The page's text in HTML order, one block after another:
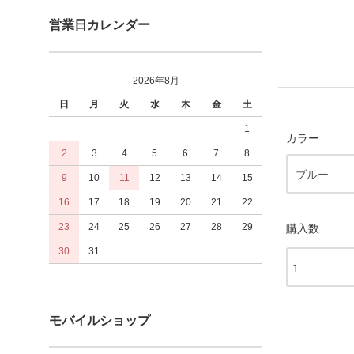
営業日カレンダー
2026年8月
日 月 火 水 木 金 土
1
2 3 4 5 6 7 8
9 10 11 12 13 14 15
16 17 18 19 20 21 22
23 24 25 26 27 28 29
30 31
モバイルショップ
カラー
購入数